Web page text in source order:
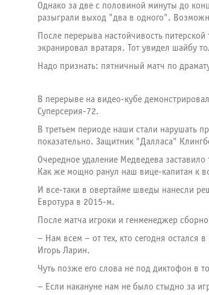
Однако за две с половиной минуты до
разыграли выход "два в одного".
После перерыва настойчивость
экранировал вратаря. Тот увидел шайбу
Надо признать: пятничный матч по
В перерыве на видео-кубе
Суперсерия-72.
В третьем периоде наши стали нарушать
показательно. Защитник "Далласа"
Очередное удаление Медведева
Как же мощно ранул наш вице-капитан к
И все-таки в овертайме шведы нанесли
Евротура в 2015-м.
После матча игроки и генменеджер
– Нам всем – от тех, кто сегодня остался
Игорь Ларин.
Чуть позже его слова не под диктофон в
– Если накануне нам не было стыдно за